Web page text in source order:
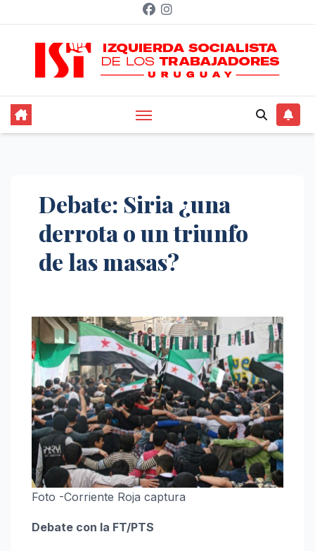
contenido
Debate: Siria ¿una
derrota o un triunfo
de las masas?
Foto -Corriente Roja captura
Debate con la FT/PTS